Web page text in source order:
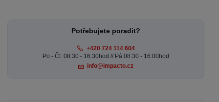
Potřebujete poradit?
+420 724 114 604
Po - Čt: 08:30 - 16:30hod // Pá 08:30 - 16:00hod
info@impacto.cz